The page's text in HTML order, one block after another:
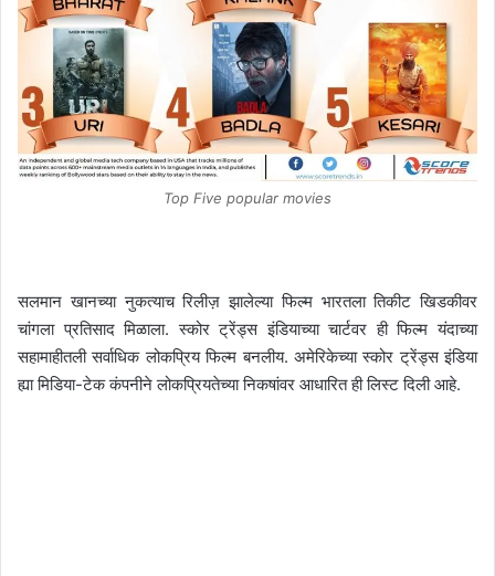
Top Five popular movies
सलमान खानच्या नुकत्याच रिलीज़ झालेल्या फिल्म भारतला तिकीट खिडकीवर
चांगला प्रतिसाद मिळाला. स्कोर ट्रेंड्स इंडियाच्या चार्टवर ही फिल्म यंदाच्या
सहामाहीतली सर्वाधिक लोकप्रिय फिल्म बनलीय. अमेरिकेच्या स्कोर ट्रेंड्स इंडिया
ह्या मिडिया-टेक कंपनीने लोकप्रियतेच्या निकषांवर आधारित ही लिस्ट दिली आहे.